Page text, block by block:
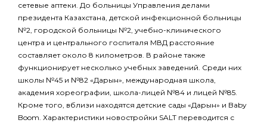
сетевые аптеки. До больницы Управления делами
президента Казахстана, детской инфекционной больницы
№2, городской больницы №2, учебно-клинического
центра и центрального госпиталя МВД расстояние
составляет около 8 километров. В районе также
функционирует несколько учебных заведений. Среди них
школы №45 и №82 «Дарын», международная школа,
академия хореографии, школа-лицей №84 и лицей №85.
Кроме того, вблизи находятся детские сады «Дарын» и Baby
Boom. Характеристики новостройки SALT переводится с